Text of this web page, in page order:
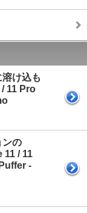
溶け込も
11 Pro
ンの
11 / 11
-